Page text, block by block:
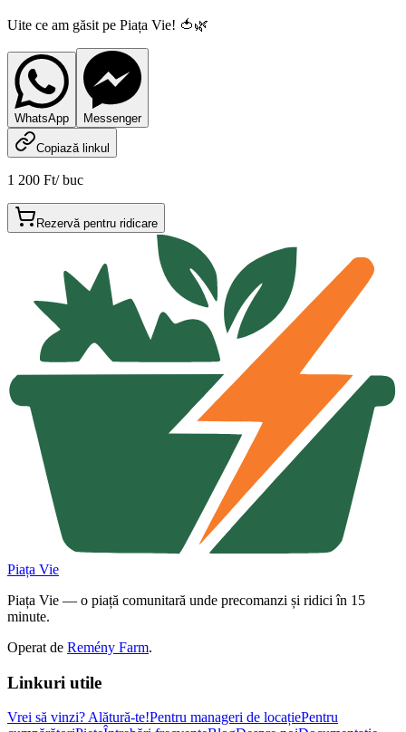
Uite ce am găsit pe Piața Vie! 🍅🌿
WhatsApp Messenger
Copiază linkul
1 200 Ft/buc
Rezervă pentru ridicare
Piața Vie
Piața Vie — o piață comunitară unde precomanzi și ridici în 15
minute.
Operat de Remény Farm.
Linkuri utile
Vrei să vinzi? Alătură-te!Pentru manageri de locațiePentru